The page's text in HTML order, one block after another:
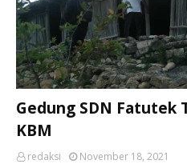
Gedung SDN Fatutek
KBM
redaksi
November 18, 2021